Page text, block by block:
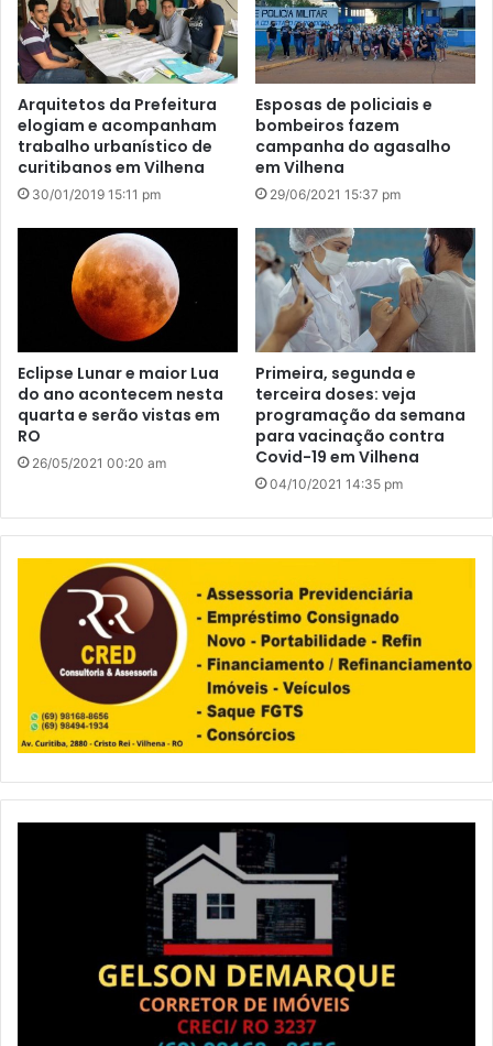
Arquitetos da Prefeitura
elogiam e acompanham
trabalho urbanístico de
curitibanos em Vilhena
30/01/2019 15:11 pm
Esposas de policiais e
bombeiros fazem
campanha do agasalho
em Vilhena
29/06/2021 15:37 pm
Eclipse Lunar e maior Lua
do ano acontecem nesta
quarta e serão vistas em
RO
26/05/2021 00:20 am
Primeira, segunda e
terceira doses: veja
programação da semana
para vacinação contra
Covid-19 em Vilhena
04/10/2021 14:35 pm